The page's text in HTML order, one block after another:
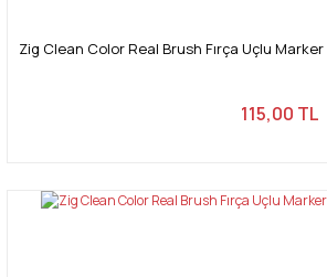
Zig Clean Color Real Brush Fırça Uçlu
115,00 TL